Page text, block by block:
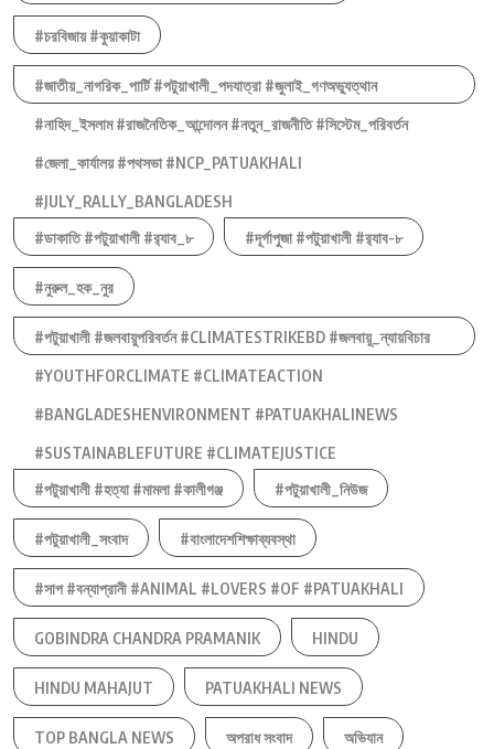
#চরবিজায় #কুয়াকাটা
#জাতীয়_নাগরিক_পার্টি #পটুয়াখালী_পদযাত্রা #জুলাই_গণঅভ্যুত্থান
#নাহিদ_ইসলাম #রাজনৈতিক_আন্দোলন #নতুন_রাজনীতি #সিস্টেম_পরিবর্তন
#জেলা_কার্যালয় #পথসভা #NCP_PATUAKHALI
#JULY_RALLY_BANGLADESH
#ডাকাতি #পটুয়াখালী #র‍্যাব_৮
#দূর্গাপুজা #পটুয়াখালী #র‍্যাব-৮
#নুরুল_হক_নুর
#পটুয়াখালী #জলবায়ুপরিবর্তন #CLIMATESTRIKEBD #জলবায়ু_ন্যায়বিচার
#YOUTHFORCLIMATE #CLIMATEACTION
#BANGLADESHENVIRONMENT #PATUAKHALINEWS
#SUSTAINABLEFUTURE #CLIMATEJUSTICE
#পটুয়াখালী #হত্যা #মামলা #কালীগঞ্জ
#পটুয়াখালী_নিউজ
#পটুয়াখালী_সংবাদ #বাংলাদেশশিক্ষাব্যবস্থা
#সাপ #বন্যাপ্রানী #ANIMAL #LOVERS #OF #PATUAKHALI
GOBINDRA CHANDRA PRAMANIK HINDU
HINDU MAHAJUT PATUAKHALI NEWS
TOP BANGLA NEWS অপরাধ সংবাদ অভিযান